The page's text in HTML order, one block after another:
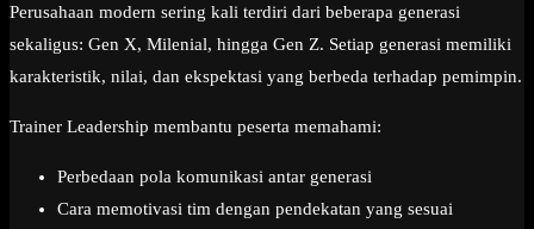
Perusahaan modern sering kali terdiri dari beberapa generasi
sekaligus: Gen X, Milenial, hingga Gen Z. Setiap generasi memiliki
karakteristik, nilai, dan ekspektasi yang berbeda terhadap pemimpin.
Trainer Leadership membantu peserta memahami:
Perbedaan pola komunikasi antar generasi
Cara memotivasi tim dengan pendekatan yang sesuai